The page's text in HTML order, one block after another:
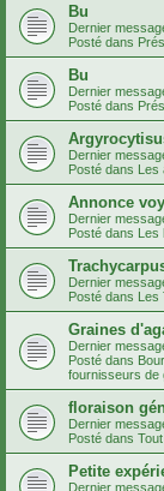
Bu
Dernier
Posté dans
Bu
Dernier
Posté dans
Dernier
Posté dans Les
Annonce
Dernier
Posté dans Les
Dernier
Posté dans Les
Graines
Dernier
Posté dans
fournisseurs de
floraison
Dernier
Posté dans
Petite
Dernier